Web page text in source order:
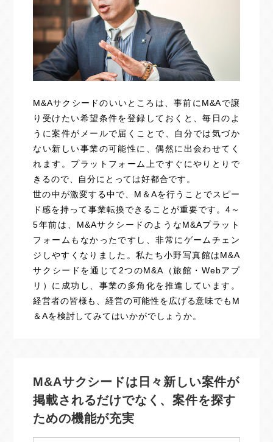
M&Aサクシードのいいところは、事前にM&Aで譲
り受けたい希望条件を登録しておくと、毎日のよ
うに案件がメールで届くことで、自分では気づか
ない新しい事業の可能性に、偶然に出会わせてく
れます。プラットフォーム上ですぐにやりとりで
きるので、自分にとっては好都合です。
世の中が激変する中で、M＆Aを行うことでスピー
ド感を持って事業転換できることが重要です。4～
5年前は、M&AサクシードのようなM&Aプラット
フォームもなかったですし、非常にゲームチェン
ジしやすくなりました。私たち小野写真館はM&A
サクシードを通じて2つのM&A（旅館・Webアプ
リ）に成功し、事業の多角化を推進しています。
経営者の皆様も、経営の可能性を広げる意味でもM
＆Aを検討してみてはいかがでしょうか。
M&Aサクシードは日々新しい案件が
掲載されるだけでなく、案件を探す
ための機能が充実